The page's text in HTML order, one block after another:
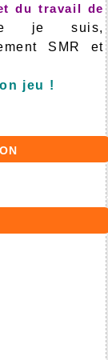
du travail de
je suis,
SMR et
jeu !